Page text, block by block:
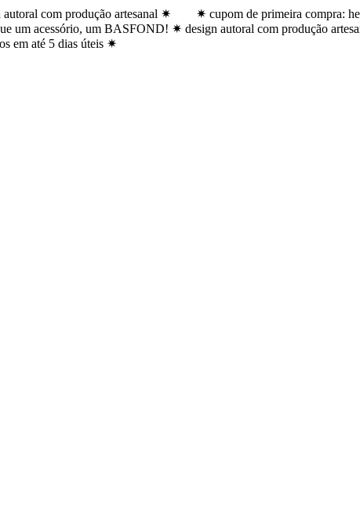
com produção artesanal ✷ ✷ cupom de primeira compra:
um acessório, um BASFOND! ✷ design autoral com produção
em até 5 dias úteis ✷